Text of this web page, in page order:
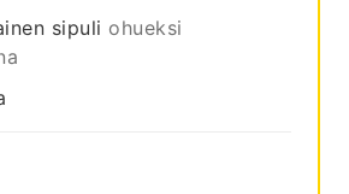
sipuli ohueksi